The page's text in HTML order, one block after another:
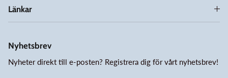
Länkar
Nyhetsbrev
Nyheter direkt till e-posten? Registrera dig för vårt nyhetsbrev!